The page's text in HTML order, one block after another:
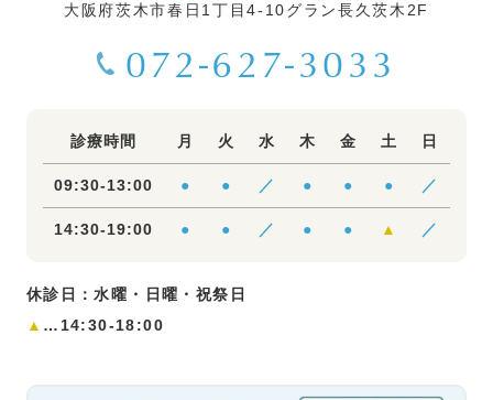
大阪府茨木市春日1丁目4-10グラン長久茨木2F
072-627-3033
診療時間 月 火 水 木 金 土 日
09:30-13:00 ● ● ／ ● ● ● ／
14:30-19:00 ● ● ／ ● ● ▲ ／
休診日：水曜・日曜・祝祭日
▲ …14:30-18:00